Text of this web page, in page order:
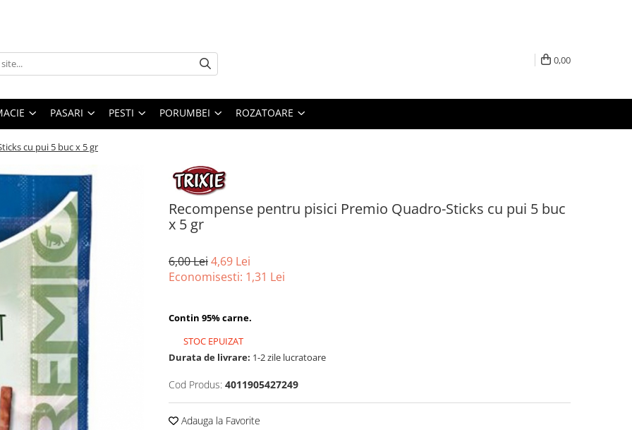
0,00
PASARI PESTI PORUMBEI ROZATOARE
cu pui 5 buc x 5 gr
Recompense pentru pisici Premio Quadro-Sticks cu pui 5 buc
x 5 gr
6,00 Lei4,69 Lei
Economisesti: 1,31 Lei
Contin 95% carne.
STOC EPUIZAT
Durata de livrare: 1-2 zile lucratoare
Cod Produs: 4011905427249
Adauga la Favorite